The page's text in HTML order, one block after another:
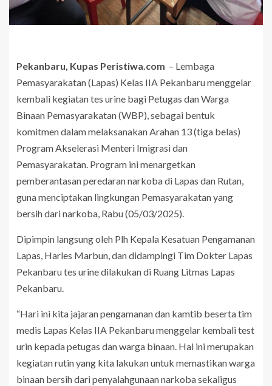
Pekanbaru, Kupas Peristiwa.com – Lembaga
Pemasyarakatan (Lapas) Kelas IIA Pekanbaru menggelar
kembali kegiatan tes urine bagi Petugas dan Warga
Binaan Pemasyarakatan (WBP), sebagai bentuk
komitmen dalam melaksanakan Arahan 13 (tiga belas)
Program Akselerasi Menteri Imigrasi dan
Pemasyarakatan. Program ini menargetkan
pemberantasan peredaran narkoba di Lapas dan Rutan,
guna menciptakan lingkungan Pemasyarakatan yang
bersih dari narkoba, Rabu (05/03/2025).
Dipimpin langsung oleh Plh Kepala Kesatuan Pengamanan
Lapas, Harles Marbun, dan didampingi Tim Dokter Lapas
Pekanbaru tes urine dilakukan di Ruang Litmas Lapas
Pekanbaru.
“Hari ini kita jajaran pengamanan dan kamtib beserta tim
medis Lapas Kelas IIA Pekanbaru menggelar kembali test
urin kepada petugas dan warga binaan. Hal ini merupakan
kegiatan rutin yang kita lakukan untuk memastikan warga
binaan bersih dari penyalahgunaan narkoba sekaligus